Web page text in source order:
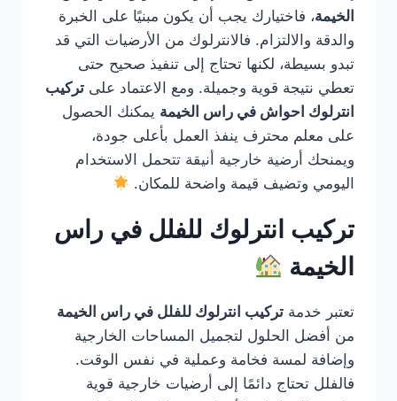
الخيمة، فاختيارك يجب أن يكون مبنيًا على الخبرة
والدقة والالتزام. فالانترلوك من الأرضيات التي قد
تبدو بسيطة، لكنها تحتاج إلى تنفيذ صحيح حتى
تعطي نتيجة قوية وجميلة. ومع الاعتماد على تركيب
انترلوك احواش في راس الخيمة يمكنك الحصول
على معلم محترف ينفذ العمل بأعلى جودة،
ويمنحك أرضية خارجية أنيقة تتحمل الاستخدام
اليومي وتضيف قيمة واضحة للمكان.
تركيب انترلوك للفلل في راس
الخيمة
تعتبر خدمة تركيب انترلوك للفلل في راس الخيمة
من أفضل الحلول لتجميل المساحات الخارجية
وإضافة لمسة فخامة وعملية في نفس الوقت.
فالفلل تحتاج دائمًا إلى أرضيات خارجية قوية